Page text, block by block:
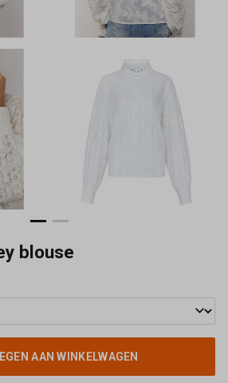
blouse
AAN WINKELWAGEN